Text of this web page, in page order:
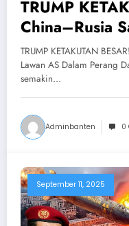
TRUMP
China–Rusia
Lawan AS
TRUMP KETAKUTAN
Lawan AS Dalam Perang
semakin…
Adminbanten 0
September 11, 2025